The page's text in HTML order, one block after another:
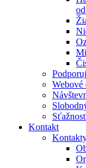
Webové
Kontakt